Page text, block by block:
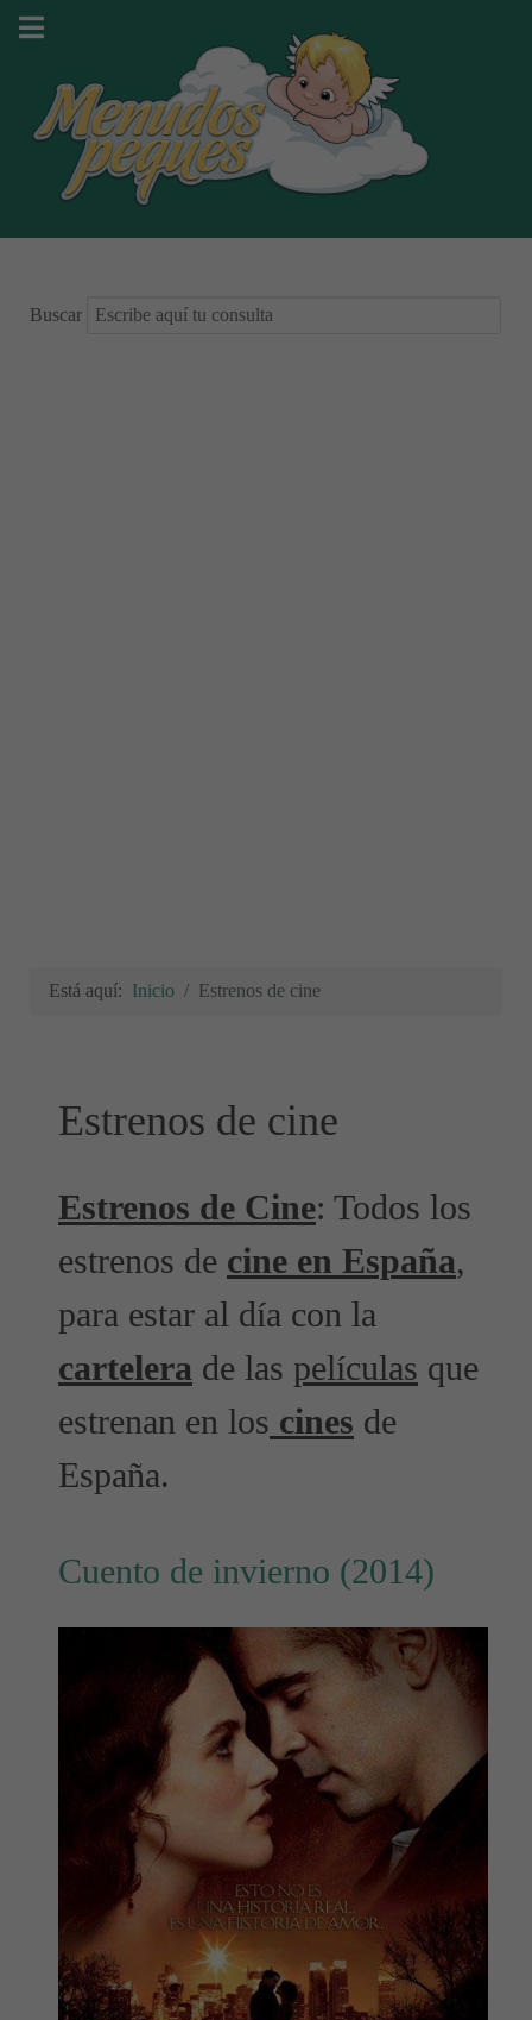
Buscar
Está aquí: Inicio Estrenos de cine
Estrenos de cine
Estrenos de Cine: Todos los
estrenos de cine en España,
para estar al día con la
cartelera de las películas que
estrenan en los cines de
España.
Cuento de invierno (2014)